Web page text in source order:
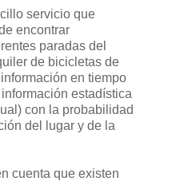
servicio que
encontrar
paradas del
de bicicletas de
en tiempo
estadística
con la probabilidad
del lugar y de la
cuenta que existen